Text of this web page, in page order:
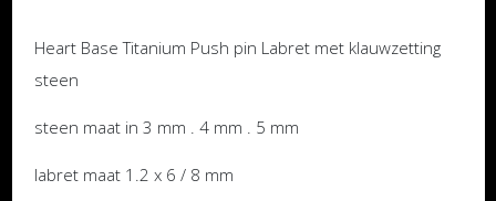
Heart Base Titanium Push pin Labret met klauwzetting
steen
steen maat in 3 mm . 4 mm . 5 mm
labret maat 1.2 x 6 / 8 mm